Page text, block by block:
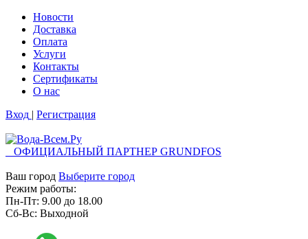
Новости
Доставка
Оплата
Услуги
Контакты
Cертификаты
О нас
Вход | Регистрация
ОФИЦИАЛЬНЫЙ ПАРТНЕР GRUNDFOS
Ваш город Выберите город
Режим работы:
Пн-Пт: 9.00 до 18.00
Сб-Вс: Выходной